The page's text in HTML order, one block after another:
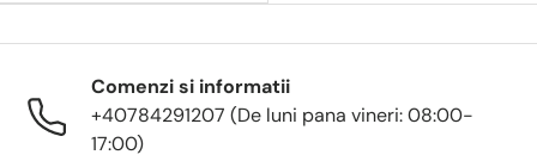
Comenzi si informatii
+40784291207 (De luni pana vineri: 08:00-
17:00)